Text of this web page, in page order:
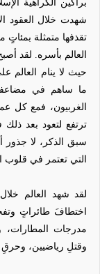
براكين الكراهية
شهدت خلال العقود
تقذفها متمثلة بمئاتٍ
العالم بأسره. لقد
حيث لا ينام العالم
ما ساهم في
الغربيون، فمع كل
ترتفع لتعود بعد
سبق الذكر، لا جذور
التي تعتمر في قلوب
لقد شهد العالم
اختطافَ طائراتٍ
مدرجات المطارات،
وقتلِ رياضيين،